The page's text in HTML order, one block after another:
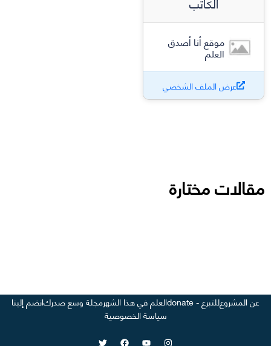
موقع أنا أصدق
العلم
عرض الملف الشخصي
مقالات مختارة
عن المشروعللتبرع - donate العلم في هذا الشهرمجلة وسع صدركانضم إلينا
سياسة الخصوصية